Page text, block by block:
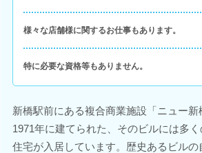
様々な店舗様に関するお仕事もあります。
特に必要な資格等もありません。
新橋駅前にある複合商業施設「ニュー新
1971年に建てられた、そのビルには多く
住宅が入居しています。歴史あるビル